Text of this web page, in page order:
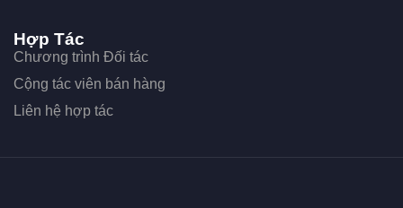
Hợp Tác
Chương trình Đối tác
Cộng tác viên bán hàng
Liên hệ hợp tác